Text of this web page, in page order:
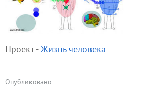
Проект -Жизнь человека
Опубликовано